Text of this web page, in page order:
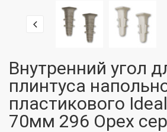
Внутренний угол
плинтуса
пластикового
70мм 296 Орех